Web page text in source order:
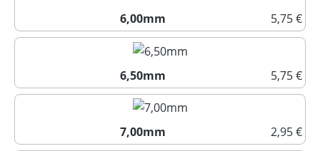
6,00mm
5,75 €
6,00mm
6,50mm
5,75 €
6,50mm
7,00mm
2,95 €